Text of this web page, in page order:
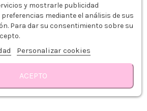
EUROSTIL SOPORTE CABEZA
MANIQUÍ
Añadir al carrito
- 14:00
y mostrarle publicidad
mediante el análisis de sus
Para dar su consentimiento sobre su
Personalizar cookies
ACEPTO